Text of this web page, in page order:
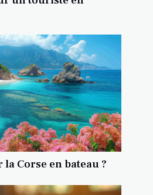
Corse en bateau ?